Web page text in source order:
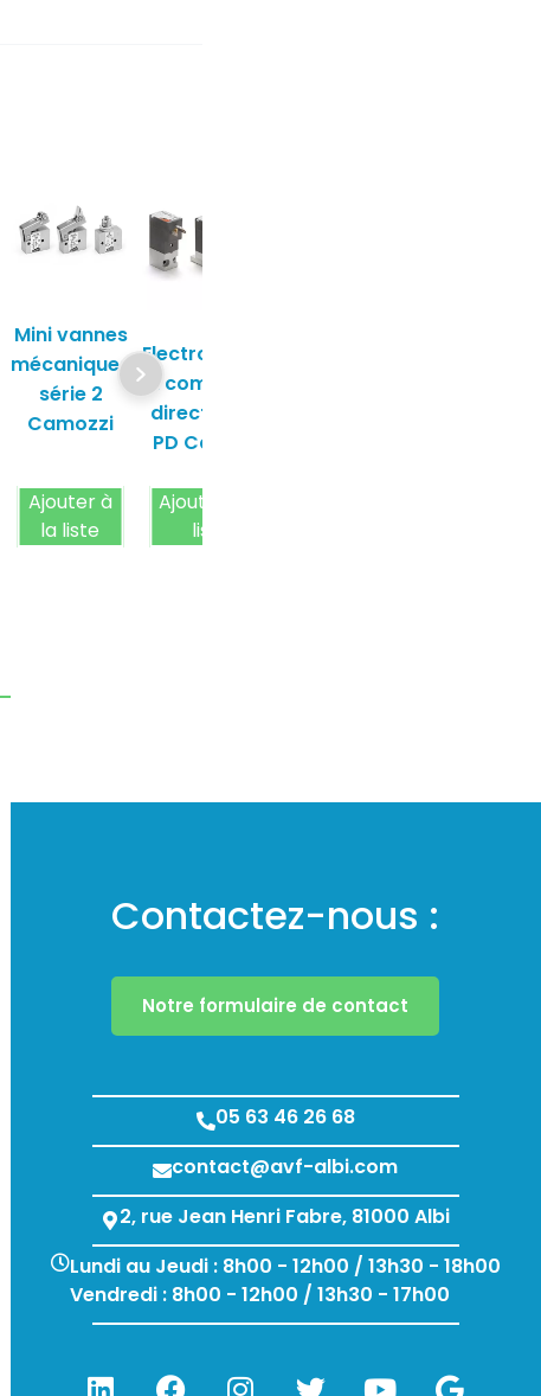
Mini vannes
mécaniques
série 2
Camozzi
Ajouter à
la liste
Electrovannes
à commande
directe série
PD Camozzi
Ajouter à la
liste
Contactez-nous :
Notre formulaire de contact
05 63 46 26 68
contact@avf-albi.com
2, rue Jean Henri Fabre, 81000 Albi
Lundi au Jeudi : 8h00 - 12h00 / 13h30 - 18h00
Vendredi : 8h00 - 12h00 / 13h30 - 17h00